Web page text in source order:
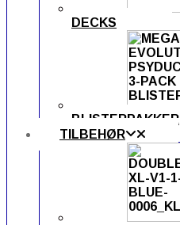
DECKS
BLISTERPAKKER
TILBEHØR